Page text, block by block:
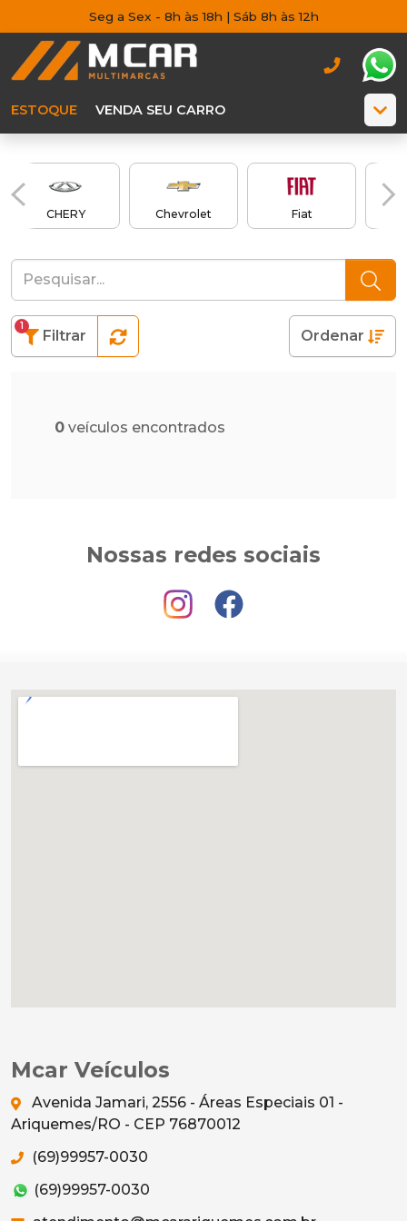
Seg a Sex - 8h às 18h | Sáb 8h às 12h
ESTOQUE VENDA SEU CARRO
CHERY Chevrolet Fiat
Filtrar
1
Ordenar
0 veículos encontrados
Nossas redes sociais
Mcar Veículos
Avenida Jamari, 2556 - Áreas Especiais 01 -
Ariquemes/RO - CEP 76870012
(69)99957-0030
(69)99957-0030